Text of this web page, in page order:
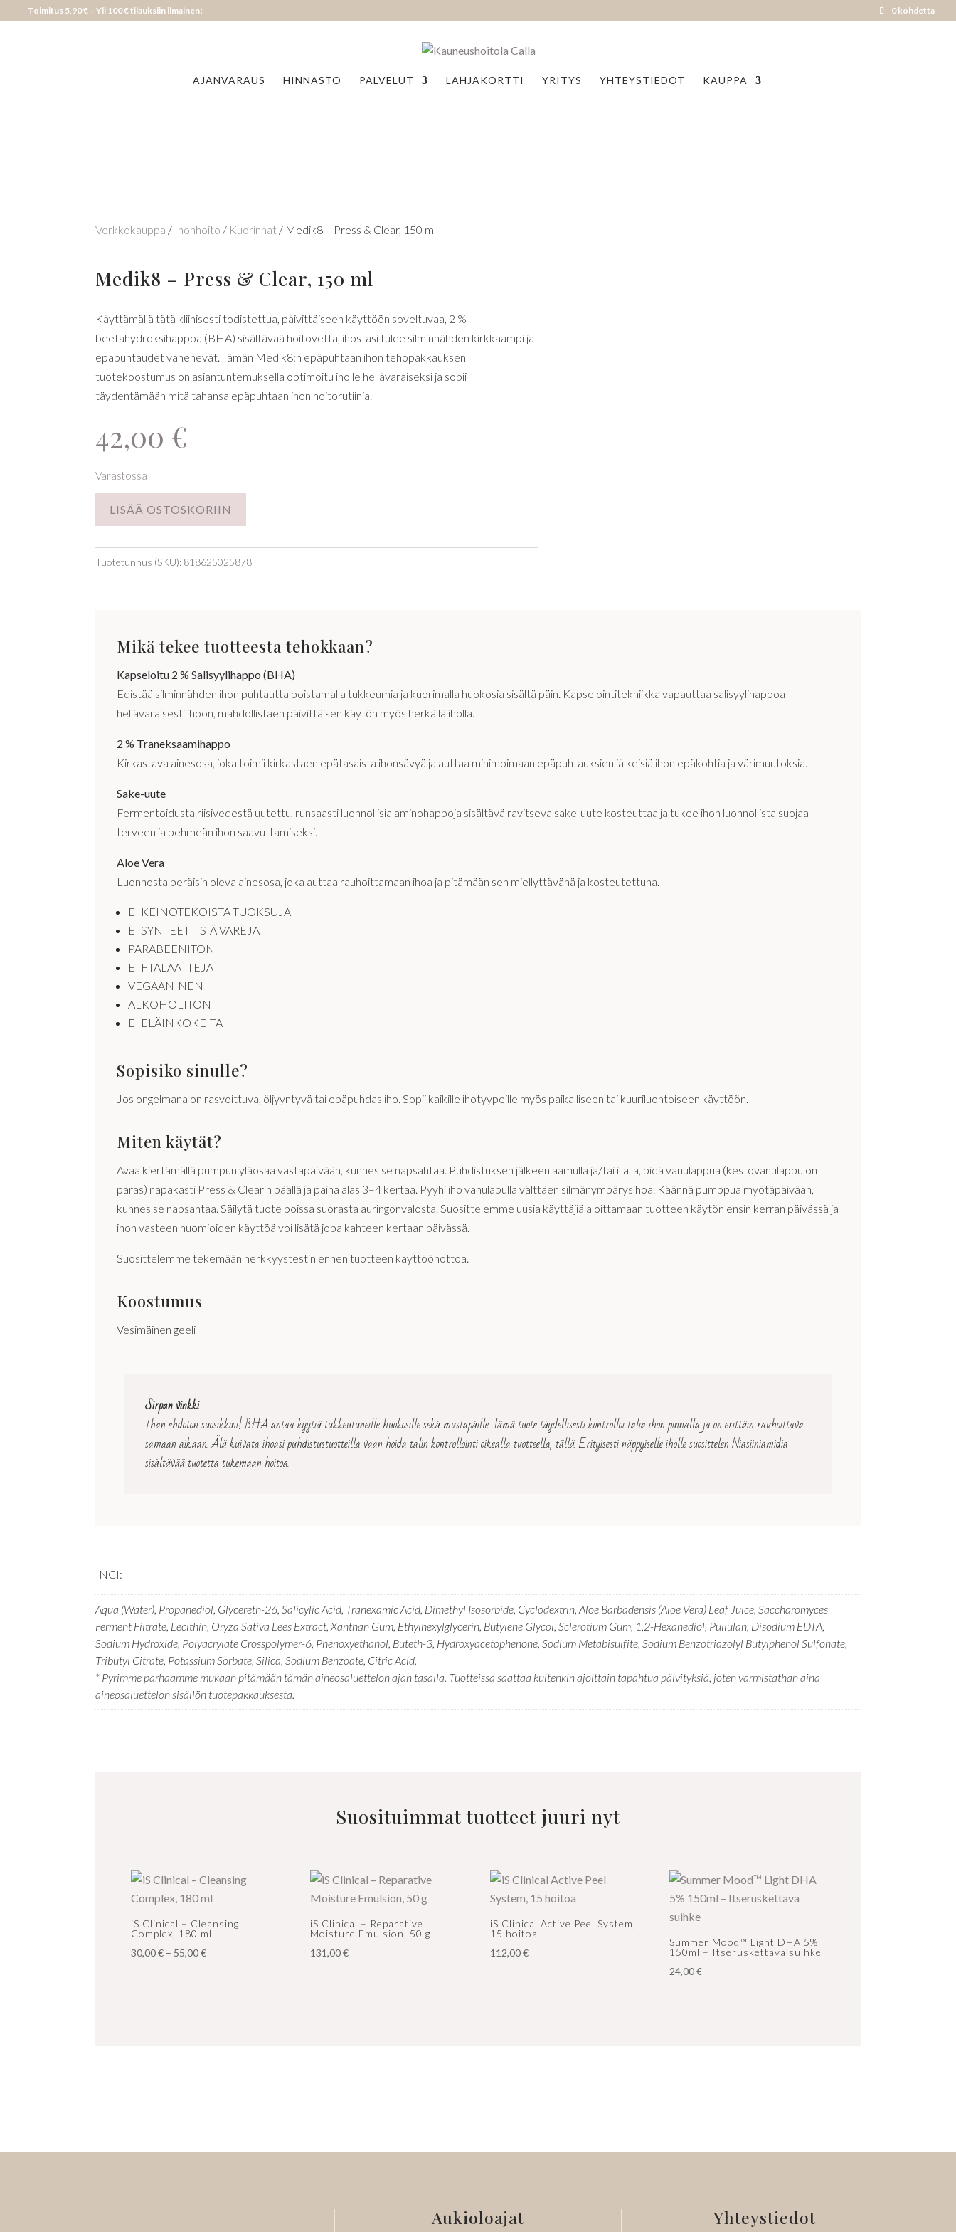
Toimitus 5,90 € – Yli 100 € tilauksiin ilmainen! 0 kohdetta
AJANVARAUS HINNASTO PALVELUT LAHJAKORTTI YRITYS YHTEYSTIEDOT KAUPPA
Verkkokauppa / Ihonhoito / Kuorinnat / Medik8 – Press & Clear, 150 ml
Medik8 – Press & Clear, 150 ml
Käyttämällä tätä kliinisesti todistettua, päivittäiseen käyttöön soveltuvaa, 2 %
beetahydroksihappoa (BHA) sisältävää hoitovettä, ihostasi tulee silminnähden kirkkaampi ja
epäpuhtaudet vähenevät. Tämän Medik8:n epäpuhtaan ihon tehopakkauksen
tuotekoostumus on asiantuntemuksella optimoitu iholle hellävaraiseksi ja sopii
täydentämään mitä tahansa epäpuhtaan ihon hoitorutiinia.
42,00 €
Varastossa
LISÄÄ OSTOSKORIIN
Tuotetunnus (SKU): 818625025878
Mikä tekee tuotteesta tehokkaan?
Kapseloitu 2 % Salisyylihappo (BHA)
Edistää silminnähden ihon puhtautta poistamalla tukkeumia ja kuorimalla huokosia sisältä päin. Kapselointitekniikka vapauttaa salisyylihappoa
hellävaraisesti ihoon, mahdollistaen päivittäisen käytön myös herkällä iholla.
2 % Traneksaamihappo
Kirkastava ainesosa, joka toimii kirkastaen epätasaista ihonsävyä ja auttaa minimoimaan epäpuhtauksien jälkeisiä ihon epäkohtia ja värimuutoksia.
Sake-uute
Fermentoidusta riisivedestä uutettu, runsaasti luonnollisia aminohappoja sisältävä ravitseva sake-uute kosteuttaa ja tukee ihon luonnollista suojaa
terveen ja pehmeän ihon saavuttamiseksi.
Aloe Vera
Luonnosta peräisin oleva ainesosa, joka auttaa rauhoittamaan ihoa ja pitämään sen miellyttävänä ja kosteutettuna.
EI KEINOTEKOISTA TUOKSUJA
EI SYNTEETTISIÄ VÄREJÄ
PARABEENITON
EI FTALAATTEJA
VEGAANINEN
ALKOHOLITON
EI ELÄINKOKEITA
Sopisiko sinulle?
Jos ongelmana on rasvoittuva, öljyyntyvä tai epäpuhdas iho. Sopii kaikille ihotyypeille myös paikalliseen tai kuuriluontoiseen käyttöön.
Miten käytät?
Avaa kiertämällä pumpun yläosaa vastapäivään, kunnes se napsahtaa. Puhdistuksen jälkeen aamulla ja/tai illalla, pidä vanulappua (kestovanulappu on
paras) napakasti Press & Clearin päällä ja paina alas 3–4 kertaa. Pyyhi iho vanulapulla välttäen silmänympärysihoa. Käännä pumppua myötäpäivään,
kunnes se napsahtaa. Säilytä tuote poissa suorasta auringonvalosta. Suosittelemme uusia käyttäjiä aloittamaan tuotteen käytön ensin kerran päivässä ja
ihon vasteen huomioiden käyttöä voi lisätä jopa kahteen kertaan päivässä.
Suosittelemme tekemään herkkyystestin ennen tuotteen käyttöönottoa.
Koostumus
Vesimäinen geeli
Sirpan vinkki
Ihan ehdoton suosikkini! BHA antaa kyytiä tukkeutuneille huokosille sekä mustapäille. Tämä tuote täydellisesti kontrolloi talia ihon pinnalla ja on erittäin rauhoittava
samaan aikaan. Älä kuivata ihoasi puhdistustuotteilla vaan hoida talin kontrollointi oikealla tuotteella, tällä. Erityisesti näppyiselle iholle suosittelen Niasiiniamidia
sisältävää tuotetta tukemaan hoitoa.
INCI:
Aqua (Water), Propanediol, Glycereth-26, Salicylic Acid, Tranexamic Acid, Dimethyl Isosorbide, Cyclodextrin, Aloe Barbadensis (Aloe Vera) Leaf Juice, Saccharomyces
Ferment Filtrate, Lecithin, Oryza Sativa Lees Extract, Xanthan Gum, Ethylhexylglycerin, Butylene Glycol, Sclerotium Gum, 1,2-Hexanediol, Pullulan, Disodium EDTA,
Sodium Hydroxide, Polyacrylate Crosspolymer-6, Phenoxyethanol, Buteth-3, Hydroxyacetophenone, Sodium Metabisulfite, Sodium Benzotriazolyl Butylphenol Sulfonate,
Tributyl Citrate, Potassium Sorbate, Silica, Sodium Benzoate, Citric Acid.
* Pyrimme parhaamme mukaan pitämään tämän aineosaluettelon ajan tasalla. Tuotteissa saattaa kuitenkin ajoittain tapahtua päivityksiä, joten varmistathan aina
aineosaluettelon sisällön tuotepakkauksesta.
Suosituimmat tuotteet juuri nyt
iS Clinical – Cleansing
Complex, 180 ml
30,00€ – 55,00€Hintaluokka:
iS Clinical – Reparative
Moisture Emulsion, 50 g
131,00€
iS Clinical Active Peel System,
15 hoitoa
112,00€
Summer Mood™ Light DHA 5%
150ml – Itseruskettava suihke
24,00€
Aukioloajat Yhteystiedot